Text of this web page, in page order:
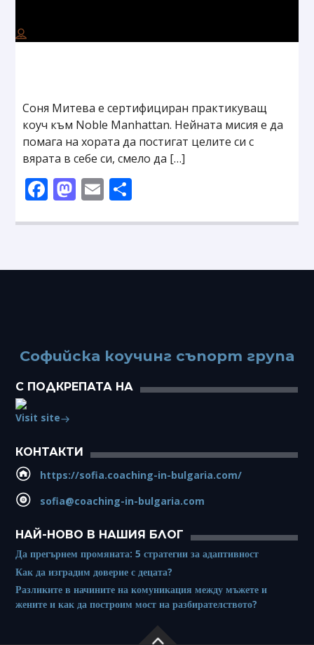
Соня Митева е сертифициран практикуващ
коуч към Noble Manhattan. Нейната мисия е да
помага на хората да постигат целите си с
вярата в себе си, смело да […]
Facebook
Mastodon
Email
Софийска коучинг съпорт група
С ПОДКРЕПАТА НА
Visit site
КОНТАКТИ
https://sofia.coaching-in-bulgaria.com/
sofia@coaching-in-bulgaria.com
НАЙ-НОВО В НАШИЯ БЛОГ
Да прегърнем промяната: 5 стратегии за адаптивност
Как да изградим доверие с децата?
Разликите в начините на комуникация между мъжете и
жените и как да построим мост на разбирателството?